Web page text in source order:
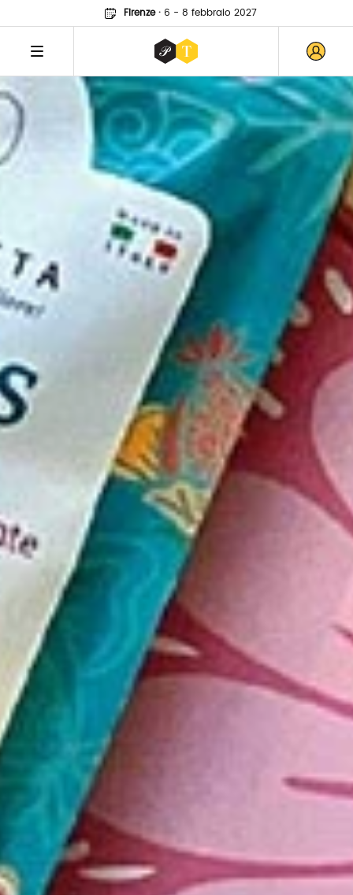
Firenze· 6 - 8 febbraio 2027